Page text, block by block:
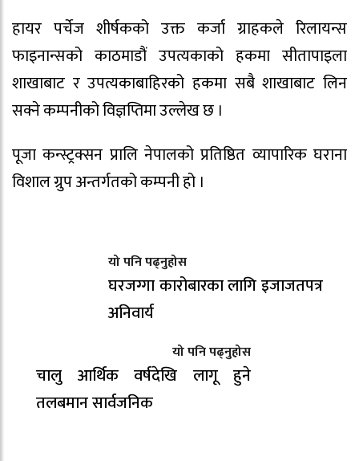
हायर पर्चेज शीर्षकको उक्त कर्जा ग्राहकले रिलायन्स
फाइनान्सको काठमाडौं उपत्यकाको हकमा सीतापाइला
शाखाबाट र उपत्यकाबाहिरको हकमा सबै शाखाबाट लिन
सक्ने कम्पनीको विज्ञप्तिमा उल्लेख छ ।
पूजा कन्स्ट्रक्सन प्रालि नेपालको प्रतिष्ठित व्यापारिक घराना
विशाल ग्रुप अन्तर्गतको कम्पनी हो ।
यो पनि पढ्नुहोस
घरजग्गा कारोबारका लागि इजाजतपत्र
अनिवार्य
यो पनि पढ्नुहोस
चालु आर्थिक वर्षदेखि लागू हुने
तलबमान सार्वजनिक